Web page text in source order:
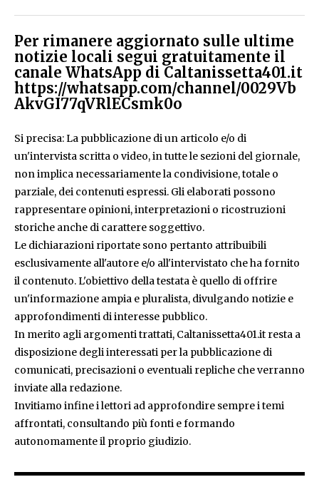
Per rimanere aggiornato sulle ultime
notizie locali segui gratuitamente il
canale WhatsApp di Caltanissetta401.it
https://whatsapp.com/channel/0029Vb
AkvGI77qVRlECsmk0o
Si precisa: La pubblicazione di un articolo e/o di
un'intervista scritta o video, in tutte le sezioni del giornale,
non implica necessariamente la condivisione, totale o
parziale, dei contenuti espressi. Gli elaborati possono
rappresentare opinioni, interpretazioni o ricostruzioni
storiche anche di carattere soggettivo.
Le dichiarazioni riportate sono pertanto attribuibili
esclusivamente all'autore e/o all'intervistato che ha fornito
il contenuto. L'obiettivo della testata è quello di offrire
un'informazione ampia e pluralista, divulgando notizie e
approfondimenti di interesse pubblico.
In merito agli argomenti trattati, Caltanissetta401.it resta a
disposizione degli interessati per la pubblicazione di
comunicati, precisazioni o eventuali repliche che verranno
inviate alla redazione.
Invitiamo infine i lettori ad approfondire sempre i temi
affrontati, consultando più fonti e formando
autonomamente il proprio giudizio.